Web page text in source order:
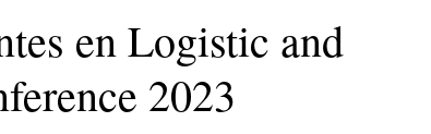
en Logistic and
2023